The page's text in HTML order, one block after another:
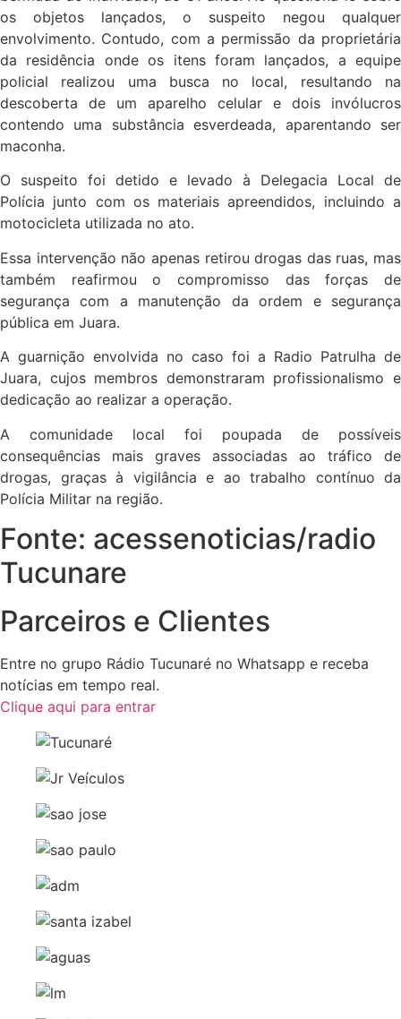
os objetos lançados, o suspeito negou qualquer
envolvimento. Contudo, com a permissão da proprietária
da residência onde os itens foram lançados, a equipe
policial realizou uma busca no local, resultando na
descoberta de um aparelho celular e dois invólucros
contendo uma substância esverdeada, aparentando ser
maconha.
O suspeito foi detido e levado à Delegacia Local de
Polícia junto com os materiais apreendidos, incluindo a
motocicleta utilizada no ato.
Essa intervenção não apenas retirou drogas das ruas, mas
também reafirmou o compromisso das forças de
segurança com a manutenção da ordem e segurança
pública em Juara.
A guarnição envolvida no caso foi a Radio Patrulha de
Juara, cujos membros demonstraram profissionalismo e
dedicação ao realizar a operação.
A comunidade local foi poupada de possíveis
consequências mais graves associadas ao tráfico de
drogas, graças à vigilância e ao trabalho contínuo da
Polícia Militar na região.
Fonte: acessenoticias/radio
Tucunare
Parceiros e Clientes
Entre no grupo Rádio Tucunaré no Whatsapp e receba
notícias em tempo real.
Clique aqui para entrar